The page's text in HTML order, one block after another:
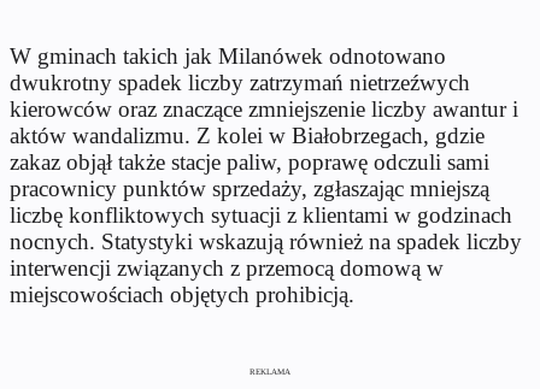
W gminach takich jak Milanówek odnotowano
dwukrotny spadek liczby zatrzymań nietrzeźwych
kierowców oraz znaczące zmniejszenie liczby awantur i
aktów wandalizmu. Z kolei w Białobrzegach, gdzie
zakaz objął także stacje paliw, poprawę odczuli sami
pracownicy punktów sprzedaży, zgłaszając mniejszą
liczbę konfliktowych sytuacji z klientami w godzinach
nocnych. Statystyki wskazują również na spadek liczby
interwencji związanych z przemocą domową w
miejscowościach objętych prohibicją.
REKLAMA